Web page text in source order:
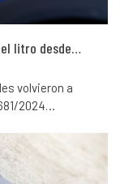
litro desde…
volvieron a
2024…